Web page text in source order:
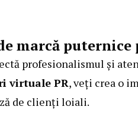
marcă
profesionalismul și
virtuale PR, veți crea o
de clienți loiali.